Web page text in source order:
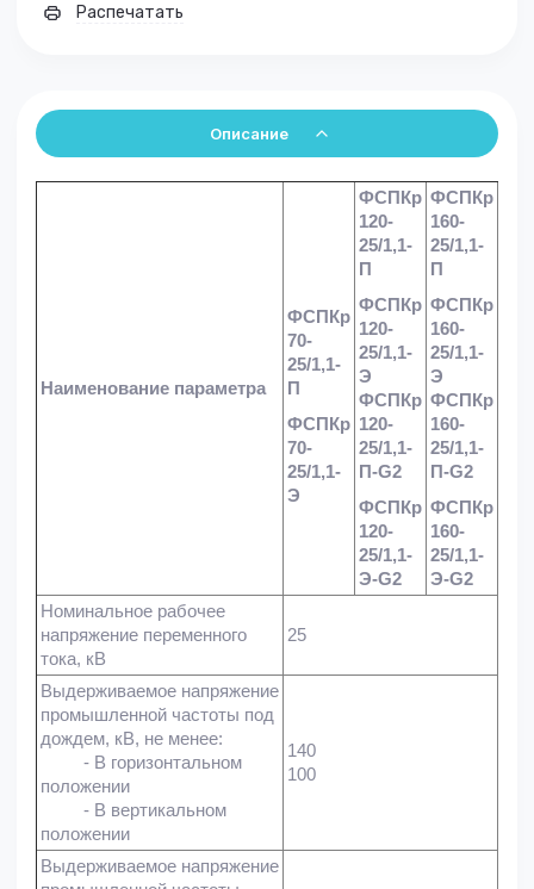
Распечатать
Описание
Наименование параметра
ФСПКр
70-
25/1,1-
П
ФСПКр
70-
25/1,1-
Э
ФСПКр
120-
25/1,1-
П
ФСПКр
120-
25/1,1-
Э
ФСПКр
120-
25/1,1-
П-G2
ФСПКр
120-
25/1,1-
Э-G2
ФСПКр
160-
25/1,1-
П
ФСПКр
160-
25/1,1-
Э
ФСПКр
160-
25/1,1-
П-G2
ФСПКр
160-
25/1,1-
Э-G2
Номинальное рабочее
напряжение переменного
тока, кВ
25
Выдерживаемое напряжение
промышленной частоты под
дождем, кВ, не менее:
- В горизонтальном
положении
- В вертикальном
положении
140
100
Выдерживаемое напряжение